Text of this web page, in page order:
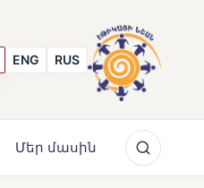
ENG RUS
Մեր մասին